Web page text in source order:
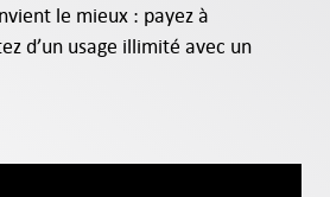
d’Entreprises
le mieux : payez à
d’un usage illimité avec un